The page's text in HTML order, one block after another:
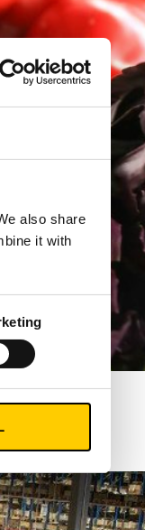
also share
it with
na